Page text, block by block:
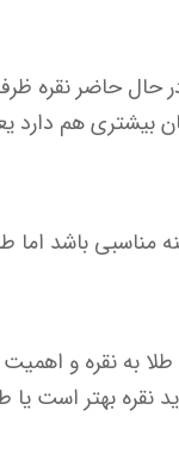
حال حاضر نقره
بیشتری هم
مناسبی باشد
طلا به نقره و
نقره بهتر است یا